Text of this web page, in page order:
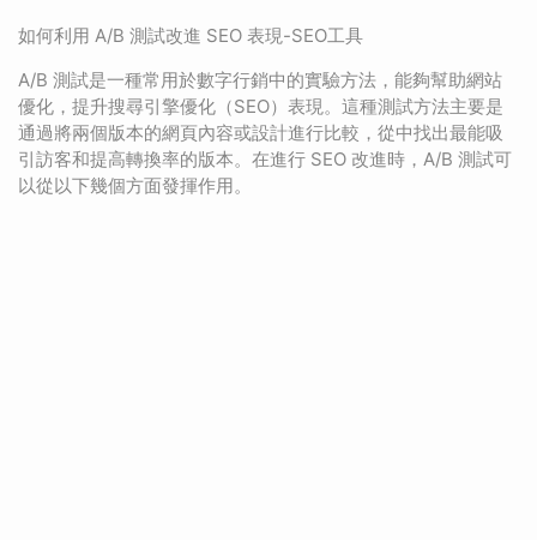
如何利用 A/B 測試改進 SEO 表現-SEO工具
A/B 測試是一種常用於數字行銷中的實驗方法，能夠幫助網站
優化，提升搜尋引擎優化（SEO）表現。這種測試方法主要是
通過將兩個版本的網頁內容或設計進行比較，從中找出最能吸
引訪客和提高轉換率的版本。在進行 SEO 改進時，A/B 測試可
以從以下幾個方面發揮作用。